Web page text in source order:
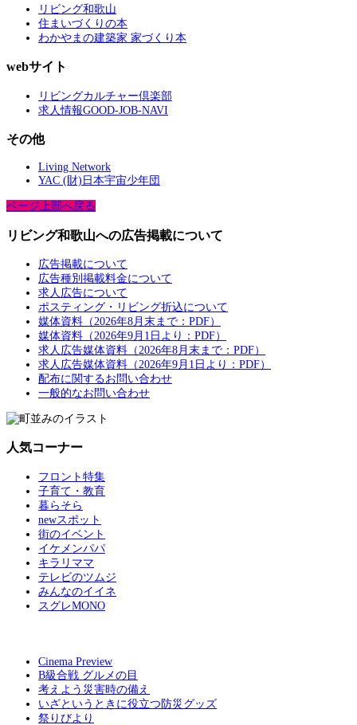
リビング和歌山
住まいづくりの本
わかやまの建築家 家づくり本
webサイト
リビングカルチャー倶楽部
求人情報GOOD-JOB-NAVI
その他
Living Network
YAC (財)日本宇宙少年団
ページ上部へ戻る
リビング和歌山への広告掲載について
広告掲載について
広告種別掲載料金について
求人広告について
ポスティング・リビング折込について
媒体資料（2026年8月末まで：PDF）
媒体資料（2026年9月1日より：PDF）
求人広告媒体資料（2026年8月末まで：PDF）
求人広告媒体資料（2026年9月1日より：PDF）
配布に関するお問い合わせ
一般的なお問い合わせ
人気コーナー
フロント特集
子育て・教育
暮らそら
newスポット
街のイベント
イケメンパパ
キラリママ
テレビのツムジ
みんなのイイネ
スグレMONO
Cinema Preview
B級合戦 グルメの目
考えよう災害時の備え
いざというときに役立つ防災グッズ
祭りびより